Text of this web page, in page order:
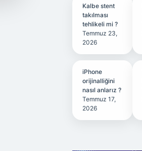
Kalbe stent
takılması
tehlikeli mi ?
Temmuz 23,
2026
iPhone
orijinalliğini
nasıl anlarız ?
Temmuz 17,
2026